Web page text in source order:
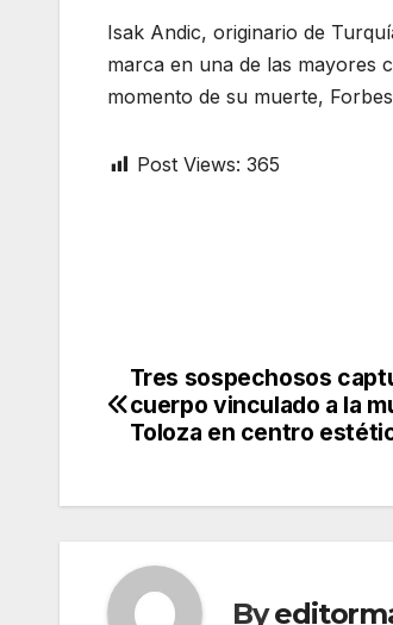
Isak Andic, originario de
marca en una de las mayores
momento de su muerte,
Post Views: 365
Post
navigation
Tres sospechosos
cuerpo vinculado a la
Toloza en centro
By